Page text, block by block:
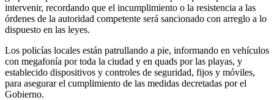
intervenir, recordando que el incumplimiento o la resistencia a las
órdenes de la autoridad competente será sancionado con arreglo a lo
dispuesto en las leyes.
Los policías locales están patrullando a pie, informando en vehículos
con megafonía por toda la ciudad y en quads por las playas, y
establecido dispositivos y controles de seguridad, fijos y móviles,
para asegurar el cumplimiento de las medidas decretadas por el
Gobierno.